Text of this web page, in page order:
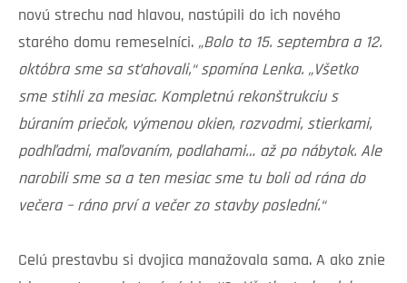
novú strechu nad hlavou, nastúpili do ich nového
starého domu remeselníci. „Bolo to 15. septembra a 12.
októbra sme sa sťahovali,“ spomína Lenka. „Všetko
sme stihli za mesiac. Kompletnú rekonštrukciu s
búraním priečok, výmenou okien, rozvodmi, stierkami,
podhľadmi, maľovaním, podlahami… až po nábytok. Ale
narobili sme sa a ten mesiac sme tu boli od rána do
večera – ráno prví a večer zo stavby poslední.“
Celú prestavbu si dvojica manažovala sama. A ako znie